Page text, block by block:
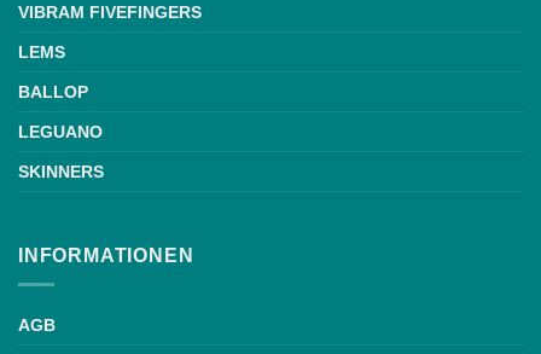
VIBRAM FIVEFINGERS
LEMS
BALLOP
LEGUANO
SKINNERS
INFORMATIONEN
AGB